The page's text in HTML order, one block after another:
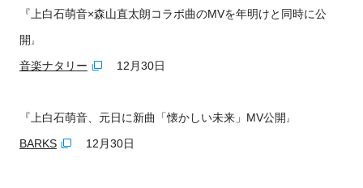
『上白石萌音×森山直太朗コラボ曲のMVを年明けと同時に公
開 』
音楽ナタリー 12月30日
『上白石萌音、元日に新曲「懐かしい未来」MV公開 』
BARKS 12月30日